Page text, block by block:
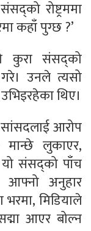
रोष्ट्रममा
कहाँ पुग्छ ?’
कुरा संसद्को
उनले त्यसो
थिए।
आरोप
मान्छे लुकाएर,
यो संसद्को पाँच
आफ्नो अनुहार
मिडियाले
आएर बोल्न